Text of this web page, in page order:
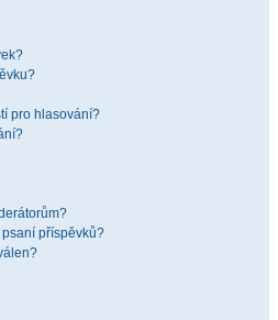
pro hlasování?
psaní příspěvků?